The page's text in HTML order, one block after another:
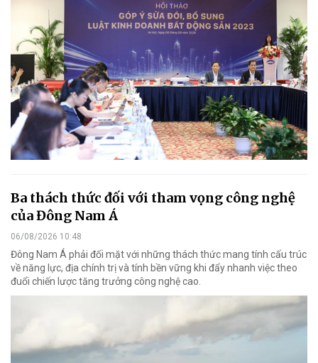
Ba thách thức đối với tham vọng công nghệ
của Đông Nam Á
06/08/2026 10:48
Đông Nam Á phải đối mặt với những thách thức mang tính cấu trúc
về năng lực, địa chính trị và tính bền vững khi đẩy nhanh việc theo
đuổi chiến lược tăng trưởng công nghệ cao.